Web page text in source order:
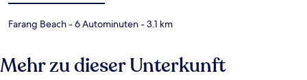
Farang Beach- 6 Autominuten- 3.1 km
Mehr zu dieser Unterkunft